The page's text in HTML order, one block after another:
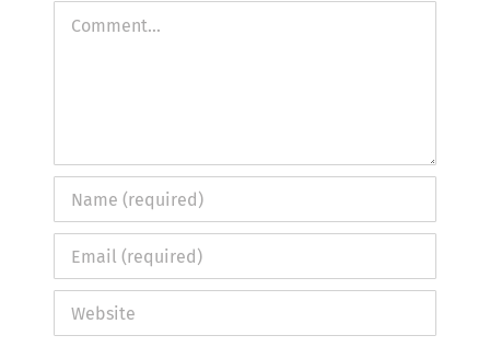
Comment